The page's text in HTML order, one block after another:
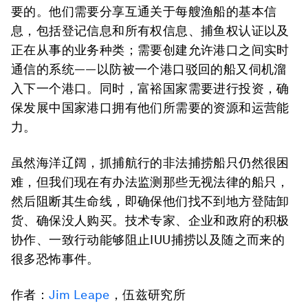
要的。他们需要分享互通关于每艘渔船的基本信
息，包括登记信息和所有权信息、捕鱼权认证以及
正在从事的业务种类；需要创建允许港口之间实时
通信的系统——以防被一个港口驳回的船又伺机溜
入下一个港口。同时，富裕国家需要进行投资，确
保发展中国家港口拥有他们所需要的资源和运营能
力。
虽然海洋辽阔，抓捕航行的非法捕捞船只仍然很困
难，但我们现在有办法监测那些无视法律的船只，
然后阻断其生命线，即确保他们找不到地方登陆卸
货、确保没人购买。技术专家、企业和政府的积极
协作、一致行动能够阻止IUU捕捞以及随之而来的
很多恐怖事件。
作者：Jim Leape ，伍兹研究所